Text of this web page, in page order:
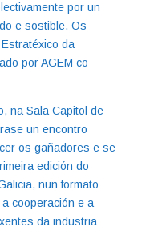
por un
e sostible. Os
da
por AGEM co
na Sala Capitol de
un encontro
os gañadores e se
edición do
nun formato
cooperación e a
da industria